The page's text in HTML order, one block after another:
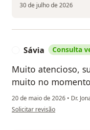
30 de julho de 2026
Sávia Consulta
Muito atencioso,
muito no
20 de maio de 2026 • Dr.
na opinião do utilizador Sávia
Solicitar revisão